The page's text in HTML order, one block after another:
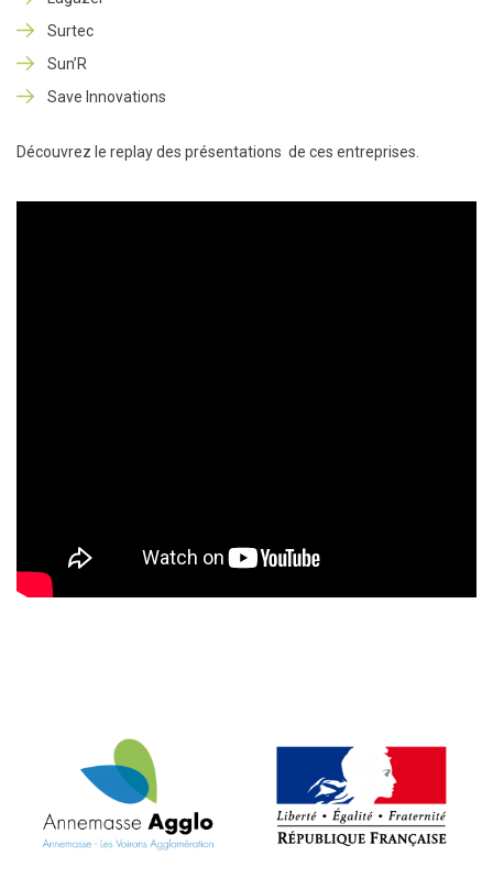
Surtec
Sun’R
Save Innovations
Découvrez le replay des présentations de ces entreprises.